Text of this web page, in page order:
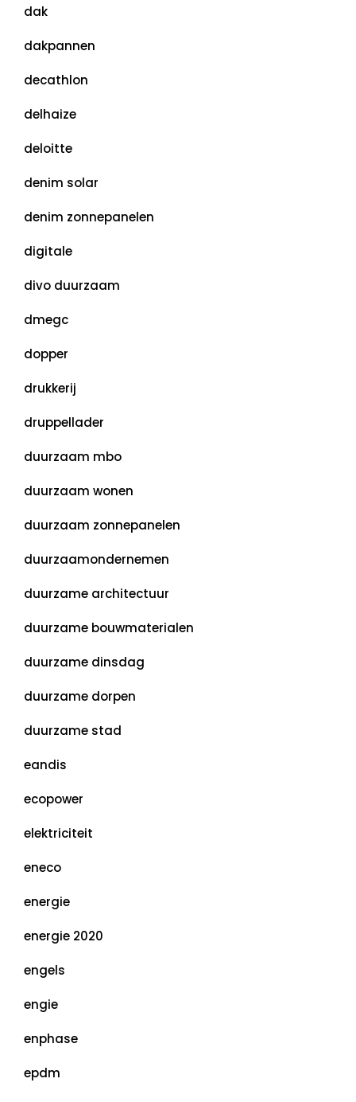
dak
dakpannen
decathlon
delhaize
deloitte
denim solar
denim zonnepanelen
digitale
divo duurzaam
dmegc
dopper
drukkerij
druppellader
duurzaam mbo
duurzaam wonen
duurzaam zonnepanelen
duurzaamondernemen
duurzame architectuur
duurzame bouwmaterialen
duurzame dinsdag
duurzame dorpen
duurzame stad
eandis
ecopower
elektriciteit
eneco
energie
energie 2020
engels
engie
enphase
epdm